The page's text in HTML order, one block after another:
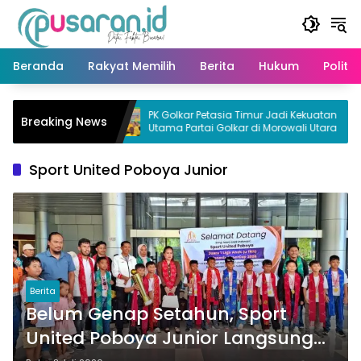
Langsung
konten
Beranda
Rakyat Memilih Berita Hukum Politik
Breaking News
PK Golkar Petasia Timur Jadi Kekuatan
Utama Partai Golkar di Morowali Utara
Sport United Poboya Junior
Berita
Belum Genap Setahun, Sport
United Poboya Junior Langsung